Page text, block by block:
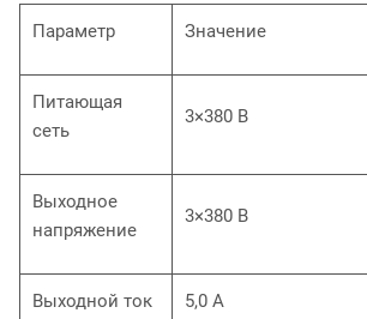
Параметр Значение
Питающая
сеть
3×380 В
Выходное
напряжение
3×380 В
Выходной ток 5,0 А